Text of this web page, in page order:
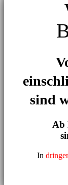
sind
Ab
In